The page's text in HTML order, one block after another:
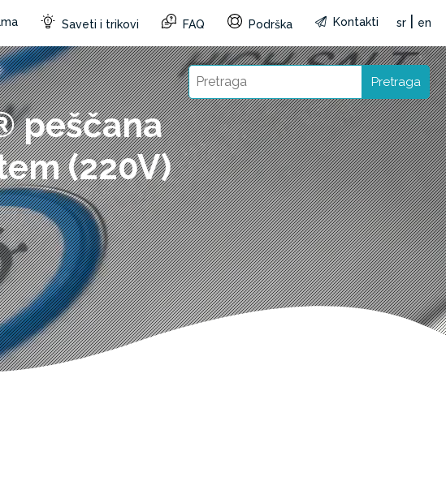
Saveti i trikovi FAQ Podrška Kontakti sr en
Pretraga
peščana
(220V)